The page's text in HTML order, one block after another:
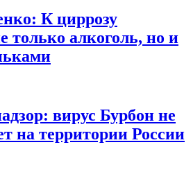
К циррозу
только алкоголь, но и
вирус Бурбон не
на территории России